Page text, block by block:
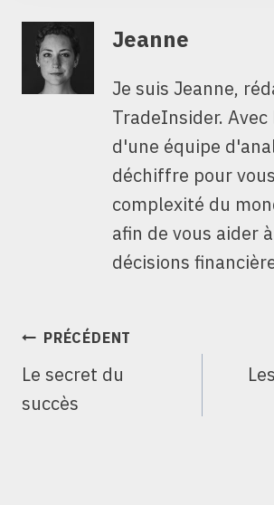
Jeanne
Je suis Jeanne,
TradeInsider.
d'une équipe
déchiffre pour
complexité du
afin de vous aider
décisions
NAVIGATION
L’ARTICLE
PRÉCÉDENT
Le secret du
succès